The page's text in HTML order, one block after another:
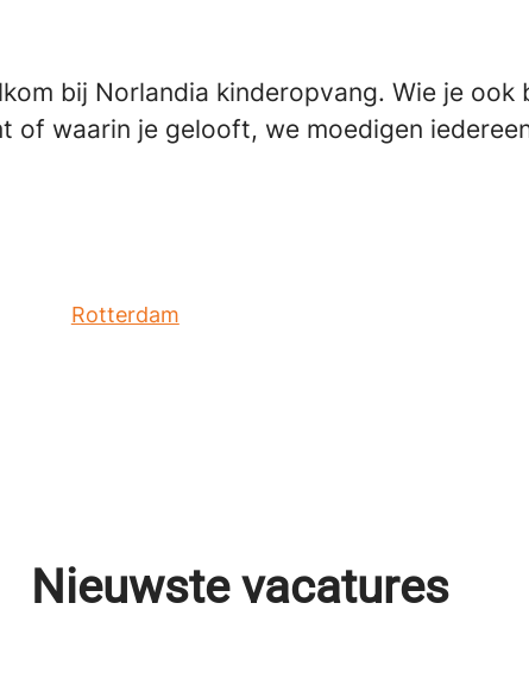
bij Norlandia kinderopvang. Wie je ook
of waarin je gelooft, we moedigen
Rotterdam
Nieuwste vacatures